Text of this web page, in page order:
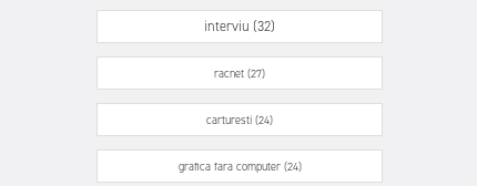
interviu (32)
racnet (27)
carturesti (24)
grafica fara computer (24)